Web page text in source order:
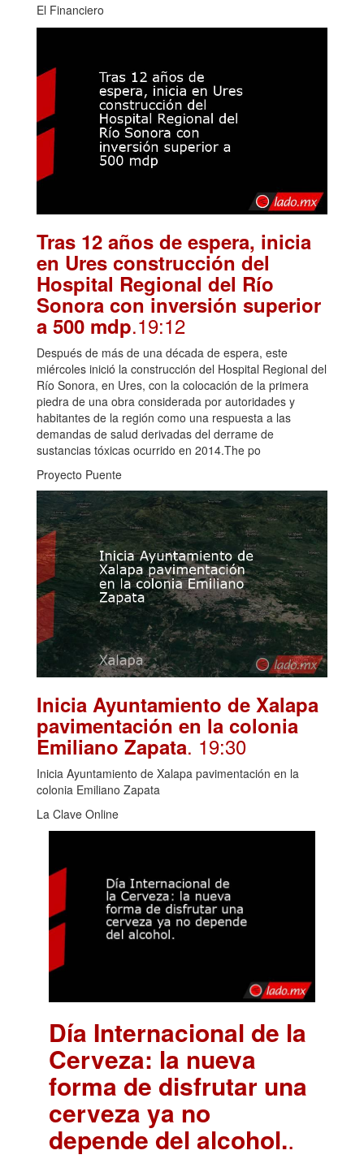
El Financiero
Tras 12 años de espera, inicia
en Ures construcción del
Hospital Regional del Río
Sonora con inversión superior
a 500 mdp.19:12
Después de más de una década de espera, este
miércoles inició la construcción del Hospital Regional del
Río Sonora, en Ures, con la colocación de la primera
piedra de una obra considerada por autoridades y
habitantes de la región como una respuesta a las
demandas de salud derivadas del derrame de
sustancias tóxicas ocurrido en 2014.The po
Proyecto Puente
Inicia Ayuntamiento de Xalapa
pavimentación en la colonia
Emiliano Zapata. 19:30
Inicia Ayuntamiento de Xalapa pavimentación en la
colonia Emiliano Zapata
La Clave Online
Día Internacional de la
Cerveza: la nueva
forma de disfrutar una
cerveza ya no
depende del alcohol..